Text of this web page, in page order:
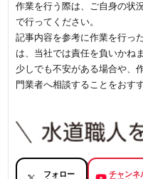
作業を行う際は、ご自身の状
で行ってください。
記事内容を参考に作業を行っ
は、当社では責任を負いかねま
少しでも不安がある場合や、
門業者へ相談することをおす
フォロー
チャンネ